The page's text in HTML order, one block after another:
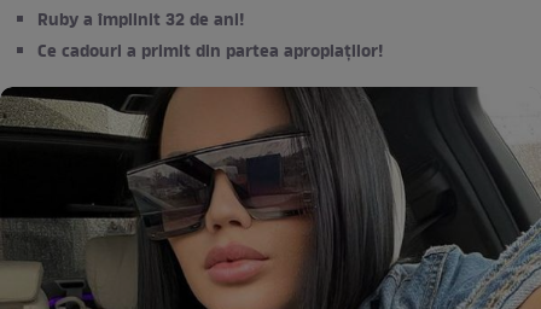
Ruby a împlinit 32 de ani!
Ce cadouri a primit din partea apropiaților!